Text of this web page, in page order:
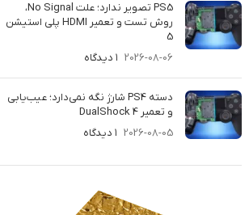
PS5 تصویر ندارد؛ علت No Signal،
روش تست و تعمیر HDMI پلی استیشن
5
2026-08-06 ۱ دیدگاه
دسته PS4 شارژ نگه نمی‌دارد؛ عیب‌یابی
و تعمیر DualShock 4
2026-08-05 ۱ دیدگاه